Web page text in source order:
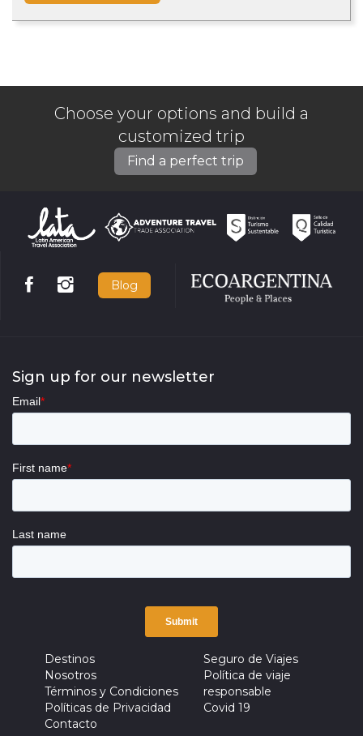
Choose your options and build a
customized trip
Find a perfect trip
Blog
Sign up for our newsletter
Destinos
Nosotros
Términos y Condiciones
Políticas de Privacidad
Contacto
Seguro de Viajes
Política de viaje
responsable
Covid 19